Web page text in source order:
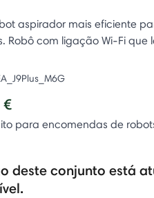
aspirador mais eficiente
Robô com ligação Wi-Fi que
€
para encomendas de
deste conjunto está